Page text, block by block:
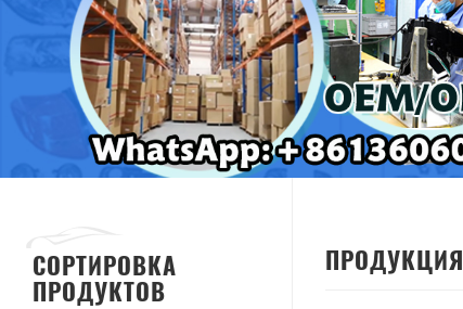
СОРТИРОВКА
ПРОДУКТОВ
ПРОДУКЦИЯ